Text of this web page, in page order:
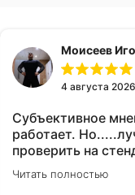
Моисеев
4 августа 2026
Субъективное
работает.
проверить на
10-12% "на глаз"
сложно.
Читать полностью